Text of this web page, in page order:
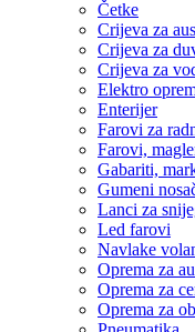
Četke
Crijeva za
Crijeva za
Crijeva za
Elektro
Enterijer
Farovi za
Farovi,
Gabariti,
Gumeni
Lanci za
Led farovi
Navlake
Oprema za
Oprema za
Oprema za